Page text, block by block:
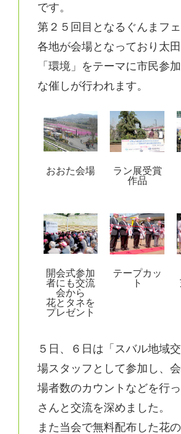
です。
第２５回目となるぐんまフ
各地が会場となっており太
「環境」をテーマに市民参
な催しが行われます。
おおた会場
ラン展受賞
作品
開会式参加
者にも交流
会から
花とタネを
プレゼント
テープカッ
ト
５日、６日は「スバル地域
場スタッフとして参加し、
場者数のカウントなどを行
さんと交流を深めました。
また当会で無料配布した花